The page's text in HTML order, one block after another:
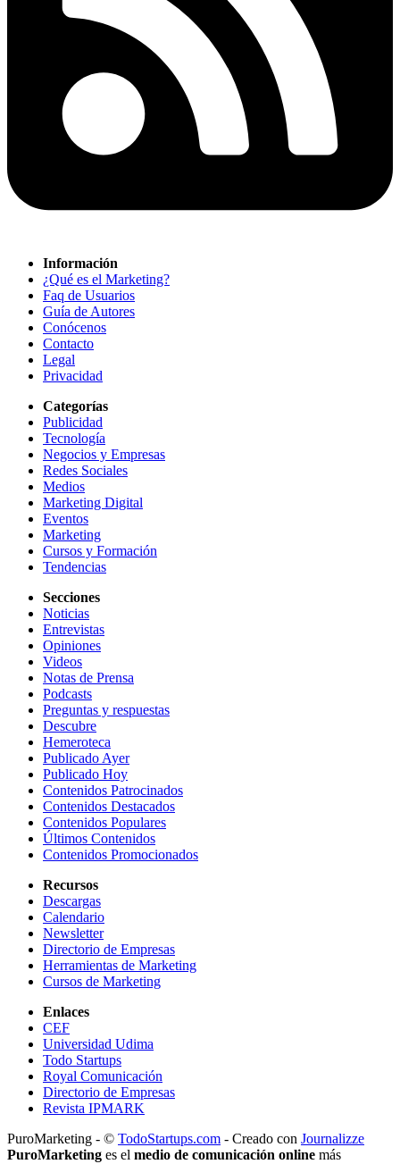
Información
¿Qué es el Marketing?
Faq de Usuarios
Guía de Autores
Conócenos
Contacto
Legal
Privacidad
Categorías
Publicidad
Tecnología
Negocios y Empresas
Redes Sociales
Medios
Marketing Digital
Eventos
Marketing
Cursos y Formación
Tendencias
Secciones
Noticias
Entrevistas
Opiniones
Videos
Notas de Prensa
Podcasts
Preguntas y respuestas
Descubre
Hemeroteca
Publicado Ayer
Publicado Hoy
Contenidos Patrocinados
Contenidos Destacados
Contenidos Populares
Últimos Contenidos
Contenidos Promocionados
Recursos
Descargas
Calendario
Newsletter
Directorio de Empresas
Herramientas de Marketing
Cursos de Marketing
Enlaces
CEF
Universidad Udima
Todo Startups
Royal Comunicación
Directorio de Empresas
Revista IPMARK
PuroMarketing - © TodoStartups.com - Creado con Journalizze
PuroMarketing es el medio de comunicación online más